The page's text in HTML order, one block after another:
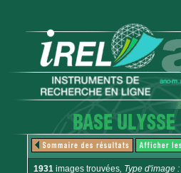
1931 images trouvées, Type d'image :